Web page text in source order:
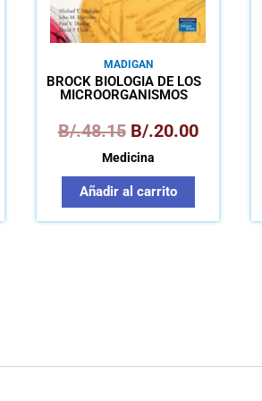
MADIGAN
BROCK BIOLOGÍA DE LOS
MICROORGANISMOS
B/.48.15 B/.20.00
Medicina
Añadir al carrito